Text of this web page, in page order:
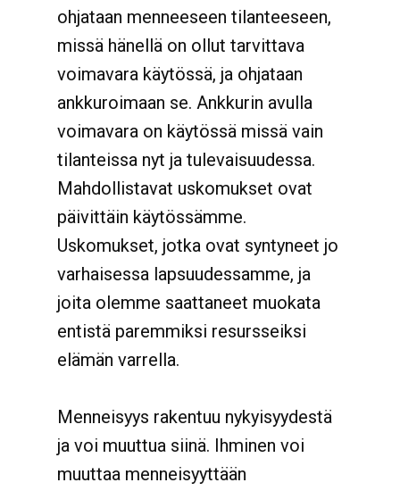
ohjataan menneeseen tilanteeseen,
missä hänellä on ollut tarvittava
voimavara käytössä, ja ohjataan
ankkuroimaan se. Ankkurin avulla
voimavara on käytössä missä vain
tilanteissa nyt ja tulevaisuudessa.
Mahdollistavat uskomukset ovat
päivittäin käytössämme.
Uskomukset, jotka ovat syntyneet jo
varhaisessa lapsuudessamme, ja
joita olemme saattaneet muokata
entistä paremmiksi resursseiksi
elämän varrella.
Menneisyys rakentuu nykyisyydestä
ja voi muuttua siinä. Ihminen voi
muuttaa menneisyyttään